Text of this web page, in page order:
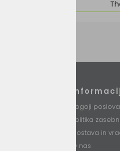
Pogoji
Politika
Dostava in
O nas